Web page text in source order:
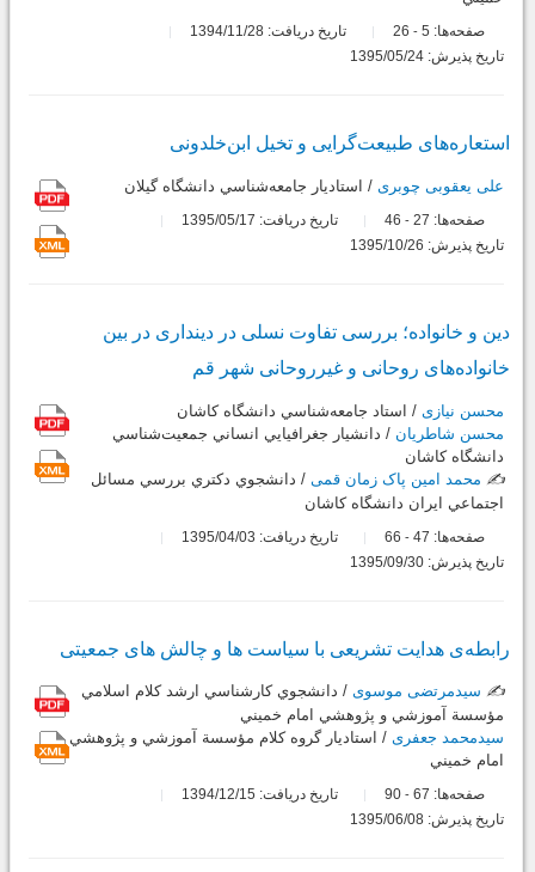
صفحه‌ها: 5
-
تاریخ دریافت: 1394/11/28
تاریخ پذیرش: 1395/05/24
استعاره‌های طبیعت‌گرایی و تخیل ابن‌خلدونی
علی یعقوبی چوبری / استاديار جامعه‌شناسي دانشگاه گيلان
صفحه‌ها: 27
-
تاریخ دریافت: 1395/05/17
تاریخ پذیرش: 1395/10/26
دین و خانواده؛ بررسی تفاوت نسلی در دینداری در بین
خانواده‌های روحانی و غیرروحانی شهر قم
محسن نیازی / استاد جامعه‌شناسي دانشگاه كاشان
محسن شاطریان / دانشيار جغرافيايي انساني جمعيت‌شناسي
دانشگاه کاشان
✍️ محمد امین پاک زمان قمی / دانشجوي دكتري بررسي مسائل
اجتماعي ايران دانشگاه كاشان
صفحه‌ها: 47
-
تاریخ دریافت: 1395/04/03
تاریخ پذیرش: 1395/09/30
رابطه‌ی هدایت تشریعی با سیاست ها و چالش های جمعیتی
✍️ سیدمرتضی موسوی / دانشجوي كارشناسي ارشد كلام اسلامي
مؤسسة آموزشي و پژوهشي امام خميني
سیدمحمد جعفری / استاديار گروه كلام مؤسسة آموزشي و پژوهشي
امام خميني
صفحه‌ها: 67
-
تاریخ دریافت: 1394/12/15
تاریخ پذیرش: 1395/06/08